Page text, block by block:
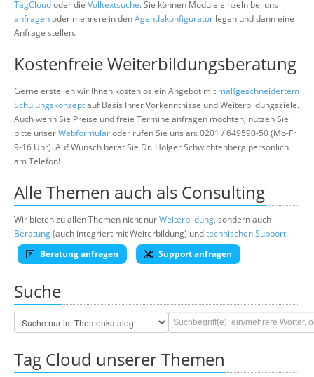
TagCloudoder die Volltextsuche. Sie können Module einzeln bei uns
anfragenoder mehrere in denAgendakonfigurator legen und dann eine
Anfrage stellen.
Kostenfreie Weiterbildungsberatung
Gerne erstellen wir Ihnen kostenlos ein Angebot mit maßgeschneidertem
Schulungskonzeptauf Basis Ihrer Vorkenntnisse und Weiterbildungsziele.
Auch wenn Sie Preise und freie Termine anfragen möchten, nutzen Sie
bitte unserWebformularoder rufen Sie uns an: 0201 / 649590-50 (Mo-Fr
9-16 Uhr). Auf Wunsch berät Sie Dr. Holger Schwichtenberg persönlich
am Telefon!
Alle Themen auch als Consulting
Wir bieten zu allen Themen nicht nurWeiterbildung, sondern auch
Beratung(auch integriert mit Weiterbildung) undtechnischen Support.
Beratung anfragen
Support anfragen
Suche
Tag Cloud unserer Themen